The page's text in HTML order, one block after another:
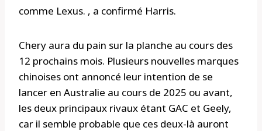
comme Lexus. , a confirmé Harris.
Chery aura du pain sur la planche au cours des
12 prochains mois. Plusieurs nouvelles marques
chinoises ont annoncé leur intention de se
lancer en Australie au cours de 2025 ou avant,
les deux principaux rivaux étant GAC et Geely,
car il semble probable que ces deux-là auront